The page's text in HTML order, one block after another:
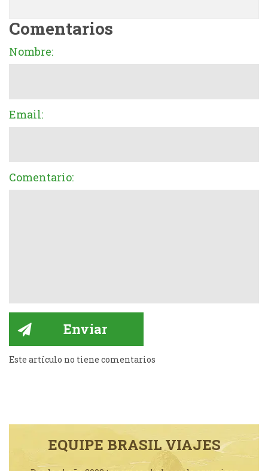
Comentarios
Nombre:
Email:
Comentario:
Este artículo no tiene comentarios
EQUIPE BRASIL VIAJES